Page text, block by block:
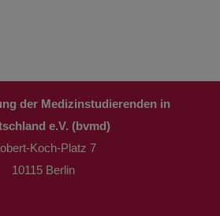
der Medizinstudierenden in
e.V. (bvmd)
Koch-Platz 7
10115 Berlin